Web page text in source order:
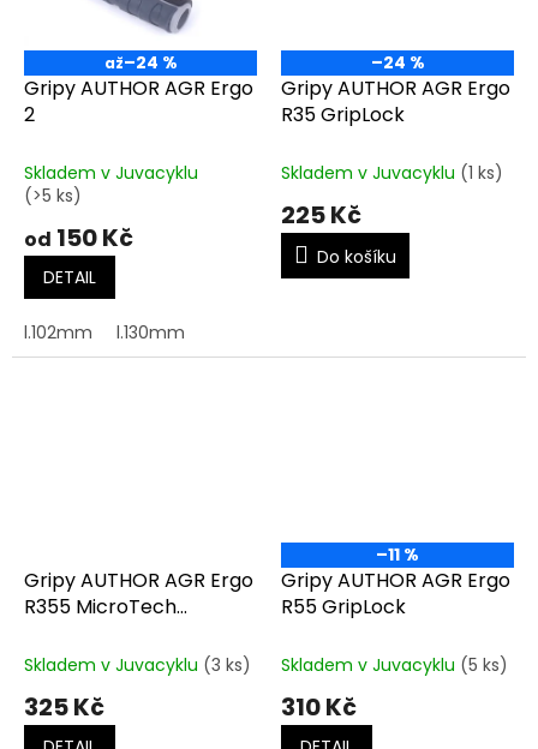
až–24 %
Gripy AUTHOR AGR Ergo
2
Skladem v Juvacyklu
(>5 ks)
od 150 Kč
DETAIL
l.102mm l.130mm
–24 %
Gripy AUTHOR AGR Ergo
R35 GripLock
Skladem v Juvacyklu (1 ks)
225 Kč
Do košíku
Gripy AUTHOR AGR Ergo
R355 MicroTech
Skladem v Juvacyklu (3 ks)
325 Kč
–11 %
Gripy AUTHOR AGR Ergo
R55 GripLock
Skladem v Juvacyklu (5 ks)
310 Kč